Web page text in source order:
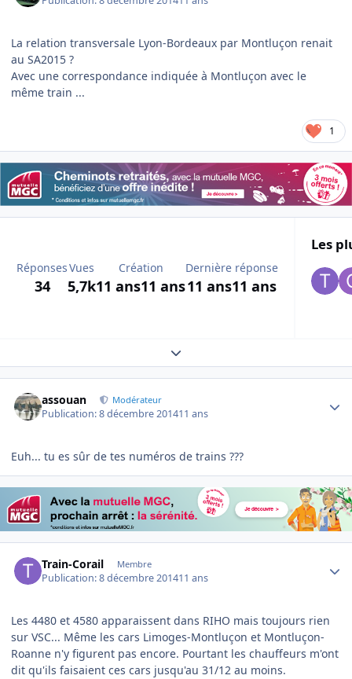
La relation transversale Lyon-Bordeaux par Montluçon renait
au SA2015 ?
Avec une correspondance indiquée à Montluçon avec le
même train ...
1
Réponses
34
Vues
5,7k
Création
11 ans11 ans
Dernière réponse
11 ans11 ans
Les
Expand topic overview
assouan Modérateur
Publication:8 décembre 201411 ans
Euh... tu es sûr de tes numéros de trains ???
Train-Corail Membre
Publication:8 décembre 201411 ans
Les 4480 et 4580 apparaissent dans RIHO mais toujours rien
sur VSC... Même les cars Limoges-Montluçon et Montluçon-
Roanne n'y figurent pas encore. Pourtant les chauffeurs m'ont
dit qu'ils faisaient ces cars jusqu'au 31/12 au moins.